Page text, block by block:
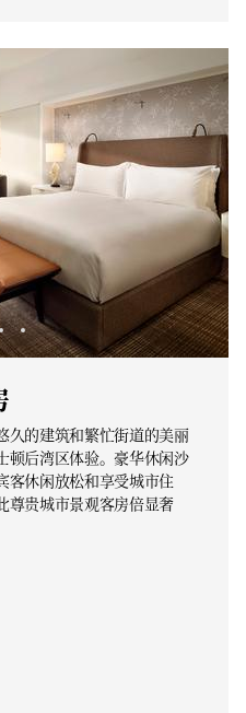
久的建筑和繁忙街道的美丽
顿后湾区体验。豪华休闲沙
客休闲放松和享受城市住
尊贵城市景观客房倍显奢